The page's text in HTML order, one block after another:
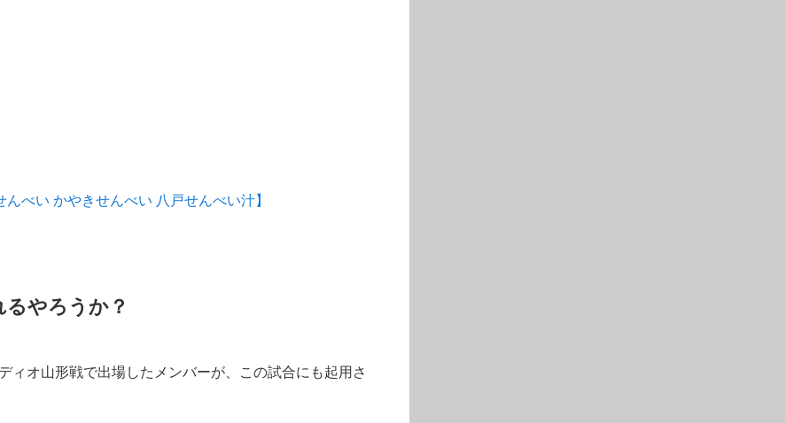
べい かやきせんべい 八戸せんべい汁】
やろうか？
ィオ山形戦で出場したメンバーが、この試合にも起用さ